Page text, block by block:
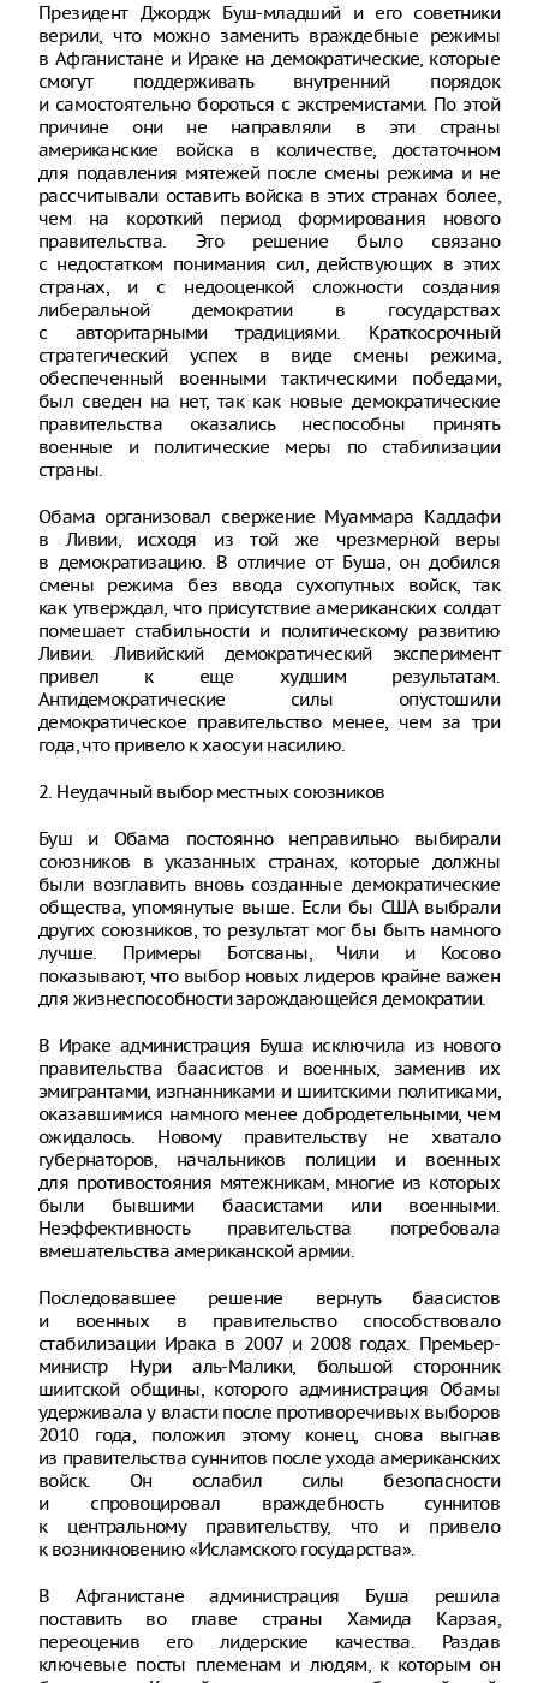
Президент Джордж Буш-младший и его советники
верили, что можно заменить враждебные режимы
в Афганистане и Ираке на демократические, которые
смогут поддерживать внутренний порядок
и самостоятельно бороться с экстремистами. По этой
причине они не направляли в эти страны
американские войска в количестве, достаточном
для подавления мятежей после смены режима и не
рассчитывали оставить войска в этих странах более,
чем на короткий период формирования нового
правительства. Это решение было связано
с недостатком понимания сил, действующих в этих
странах, и с недооценкой сложности создания
либеральной демократии в государствах
с авторитарными традициями. Краткосрочный
стратегический успех в виде смены режима,
обеспеченный военными тактическими победами,
был сведен на нет, так как новые демократические
правительства оказались неспособны принять
военные и политические меры по стабилизации
страны.
Обама организовал свержение Муаммара Каддафи
в Ливии, исходя из той же чрезмерной веры
в демократизацию. В отличие от Буша, он добился
смены режима без ввода сухопутных войск, так
как утверждал, что присутствие американских солдат
помешает стабильности и политическому развитию
Ливии. Ливийский демократический эксперимент
привел к еще худшим результатам.
Антидемократические силы опустошили
демократическое правительство менее, чем за три
года, что привело к хаосу и насилию.
2. Неудачный выбор местных союзников
Буш и Обама постоянно неправильно выбирали
союзников в указанных странах, которые должны
были возглавить вновь созданные демократические
общества, упомянутые выше. Если бы США выбрали
других союзников, то результат мог бы быть намного
лучше. Примеры Ботсваны, Чили и Косово
показывают, что выбор новых лидеров крайне важен
для жизнеспособности зарождающейся демократии.
В Ираке администрация Буша исключила из нового
правительства баасистов и военных, заменив их
эмигрантами, изгнанниками и шиитскими политиками,
оказавшимися намного менее добродетельными, чем
ожидалось. Новому правительству не хватало
губернаторов, начальников полиции и военных
для противостояния мятежникам, многие из которых
были бывшими баасистами или военными.
Неэффективность правительства потребовала
вмешательства американской армии.
Последовавшее решение вернуть баасистов
и военных в правительство способствовало
стабилизации Ирака в 2007 и 2008 годах. Премьер-
министр Нури аль-Малики, большой сторонник
шиитской общины, которого администрация Обамы
удерживала у власти после противоречивых выборов
2010 года, положил этому конец, снова выгнав
из правительства суннитов после ухода американских
войск. Он ослабил силы безопасности
и спровоцировал враждебность суннитов
к центральному правительству, что и привело
к возникновению «Исламского государства».
В Афганистане администрация Буша решила
поставить во главе страны Хамида Карзая,
переоценив его лидерские качества. Раздав
ключевые посты племенам и людям, к которым он